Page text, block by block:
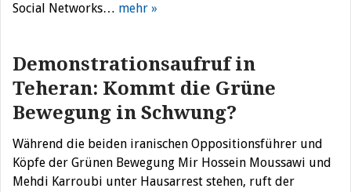
Social Networks… mehr »
Demonstrationsaufruf in
Teheran: Kommt die Grüne
Bewegung in Schwung?
Während die beiden iranischen Oppositionsführer und
Köpfe der Grünen Bewegung Mir Hossein Moussawi und
Mehdi Karroubi unter Hausarrest stehen, ruft der